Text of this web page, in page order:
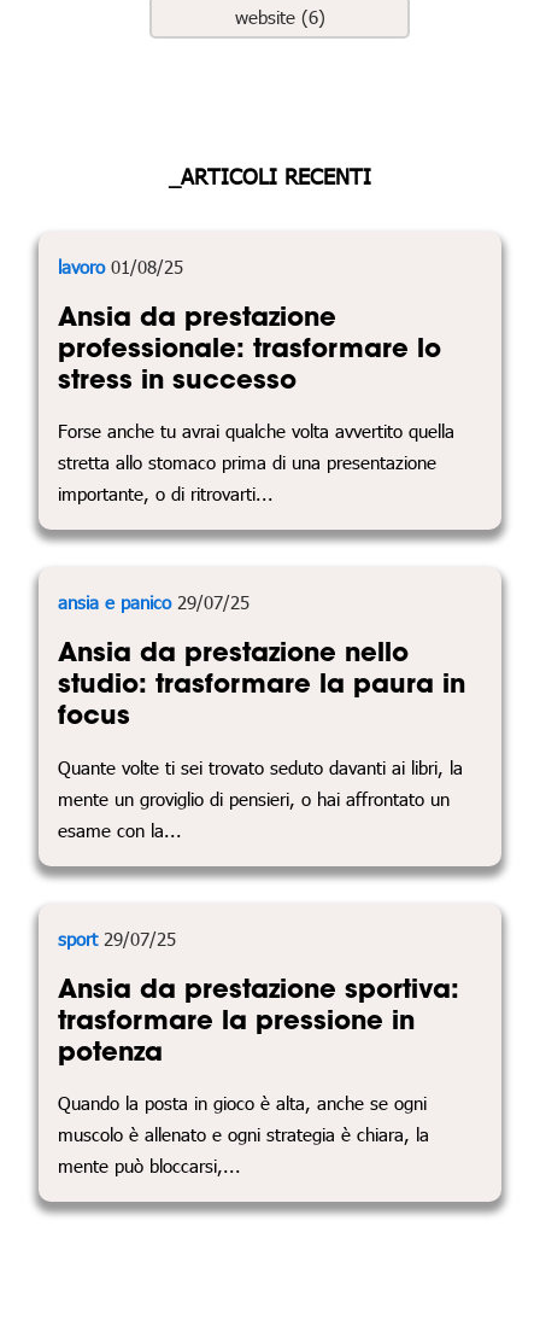
website (6)
_ARTICOLI RECENTI
lavoro01/08/25
Ansia da prestazione
professionale: trasformare lo
stress in successo
Forse anche tu avrai qualche volta avvertito quella
stretta allo stomaco prima di una presentazione
importante, o di ritrovarti...
ansia e panico29/07/25
Ansia da prestazione nello
studio: trasformare la paura in
focus
Quante volte ti sei trovato seduto davanti ai libri, la
mente un groviglio di pensieri, o hai affrontato un
esame con la...
sport29/07/25
Ansia da prestazione sportiva:
trasformare la pressione in
potenza
Quando la posta in gioco è alta, anche se ogni
muscolo è allenato e ogni strategia è chiara, la
mente può bloccarsi,...